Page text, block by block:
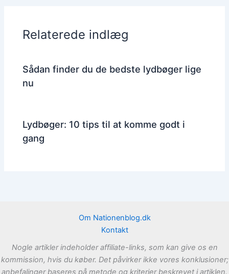
Relaterede indlæg
Sådan finder du de bedste lydbøger lige
nu
Lydbøger: 10 tips til at komme godt i
gang
Om Nationenblog.dk
Kontakt
Nogle artikler indeholder affiliate-links, som kan give os en
kommission, hvis du køber. Det påvirker ikke vores konklusioner;
anbefalinger baseres på metode og kriterier beskrevet i artiklen.